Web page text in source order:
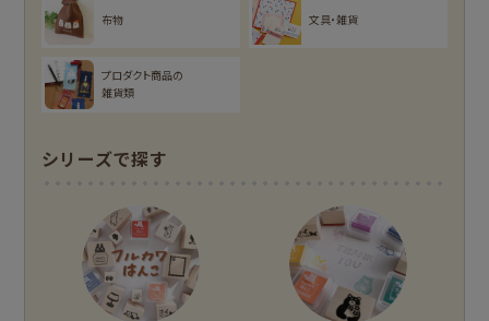
オンラインショップ
限定
お菓子などうぶつ
工房
NEW!
MARUKO and
chocolog
アイテム別
布物 文具・雑貨
プロダクト商品の
雑貨類
シリーズで探す